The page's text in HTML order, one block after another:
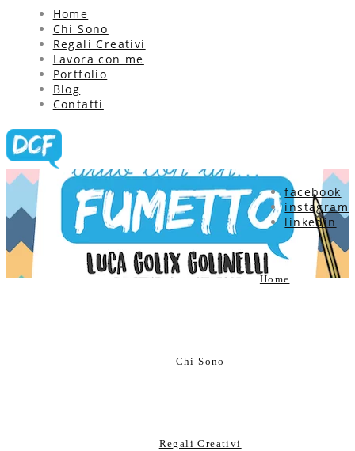
Home
Chi Sono
Regali Creativi
Lavora con me
Portfolio
Blog
Contatti
facebook
instagram
linkedin
Blog updates
Latest news &
updates
Home
Chi Sono
Regali Creativi